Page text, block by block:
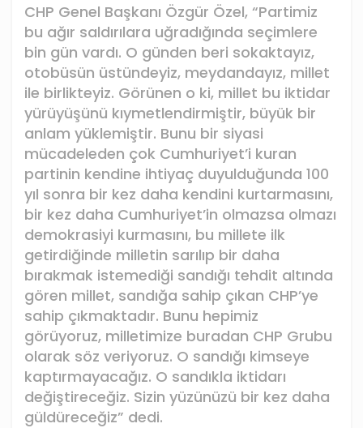
CHP Genel Başkanı Özgür Özel, “Partimiz
bu ağır saldırılara uğradığında seçimlere
bin gün vardı. O günden beri sokaktayız,
otobüsün üstündeyiz, meydandayız, millet
ile birlikteyiz. Görünen o ki, millet bu iktidar
yürüyüşünü kıymetlendirmiştir, büyük bir
anlam yüklemiştir. Bunu bir siyasi
mücadeleden çok Cumhuriyet’i kuran
partinin kendine ihtiyaç duyulduğunda 100
yıl sonra bir kez daha kendini kurtarmasını,
bir kez daha Cumhuriyet’in olmazsa olmazı
demokrasiyi kurmasını, bu millete ilk
getirdiğinde milletin sarılıp bir daha
bırakmak istemediği sandığı tehdit altında
gören millet, sandığa sahip çıkan CHP’ye
sahip çıkmaktadır. Bunu hepimiz
görüyoruz, milletimize buradan CHP Grubu
olarak söz veriyoruz. O sandığı kimseye
kaptırmayacağız. O sandıkla iktidarı
değiştireceğiz. Sizin yüzünüzü bir kez daha
güldüreceğiz” dedi.